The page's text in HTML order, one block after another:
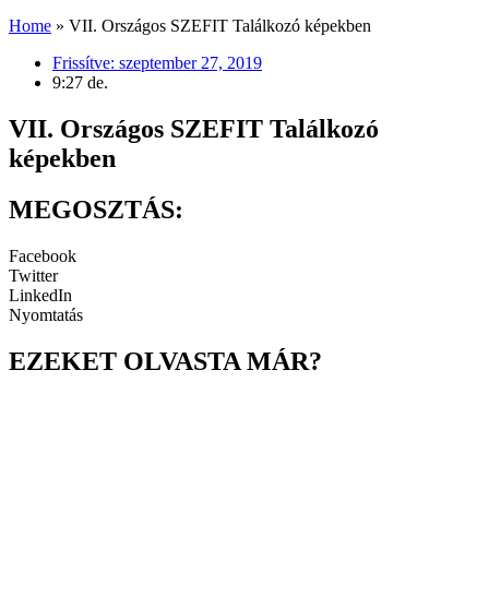
Home » VII. Országos SZEFIT Találkozó képekben
Frissítve: szeptember 27, 2019
9:27 de.
VII. Országos SZEFIT Találkozó
képekben
MEGOSZTÁS:
Facebook
Twitter
LinkedIn
Nyomtatás
EZEKET OLVASTA MÁR?